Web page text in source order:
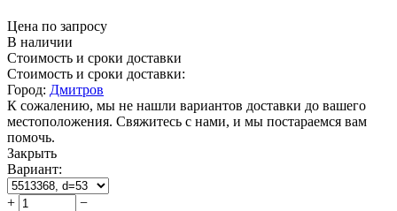
Цена по запросу
В наличии
Стоимость и сроки доставки
Стоимость и сроки доставки:
Город: Дмитров
К сожалению, мы не нашли вариантов доставки до вашего
местоположения. Свяжитесь с нами, и мы постараемся вам
помочь.
Закрыть
Вариант:
+ −